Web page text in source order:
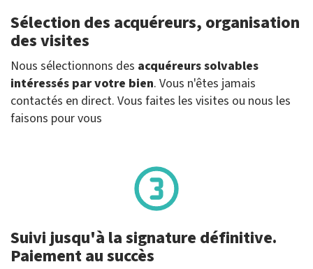
Sélection des acquéreurs, organisation
des visites
Nous sélectionnons des acquéreurs solvables
intéressés par votre bien. Vous n'êtes jamais
contactés en direct. Vous faites les visites ou nous les
faisons pour vous
Suivi jusqu'à la signature définitive.
Paiement au succès